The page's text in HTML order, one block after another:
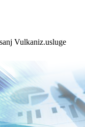
Vulkaniz.usluge